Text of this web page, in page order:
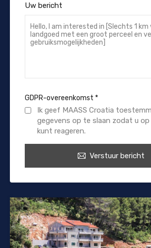
Uw bericht
GDPR-overeenkomst *
Ik geef MAASS Croatia
gegevens op te slaan zodat u op
kunt reageren.
Verstuur bericht